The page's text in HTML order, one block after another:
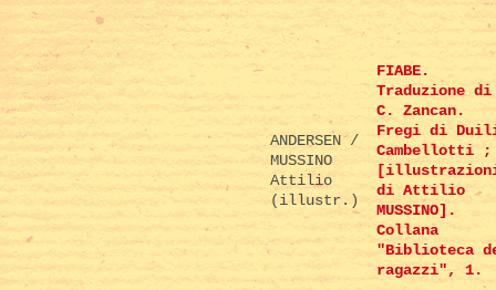
ANDERSEN /
MUSSINO
Attilio
(illustr.)
FIABE.
Traduzione di
C. Zancan.
Fregi di
Cambellotti ;
di Attilio
MUSSINO].
Collana
"Biblioteca
ragazzi", 1.